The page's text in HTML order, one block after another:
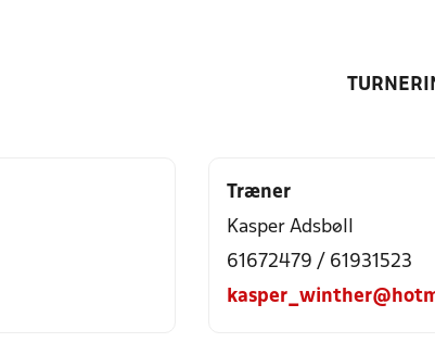
Træner
Kasper Adsbøll
61672479 / 61931523